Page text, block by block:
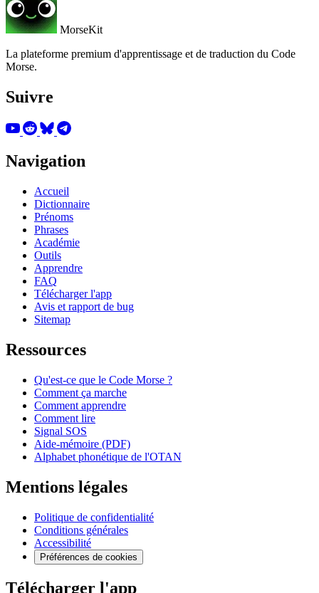
MorseKit
La plateforme premium d'apprentissage et de traduction du Code
Morse.
Suivre
Navigation
Accueil
Dictionnaire
Prénoms
Phrases
Académie
Outils
Apprendre
FAQ
Télécharger l'app
Avis et rapport de bug
Sitemap
Ressources
Qu'est-ce que le Code Morse ?
Comment ça marche
Comment apprendre
Comment lire
Signal SOS
Aide-mémoire (PDF)
Alphabet phonétique de l'OTAN
Mentions légales
Politique de confidentialité
Conditions générales
Accessibilité
Préférences de cookies
Télécharger l'app